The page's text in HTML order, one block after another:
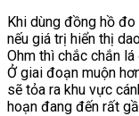
Khi dùng đồng hồ
nếu giá trị hiển thị
Ohm thì chắc chắn
Ở giai đoạn muộn
sẽ tỏa ra khu vực
hoạn đang đến rất